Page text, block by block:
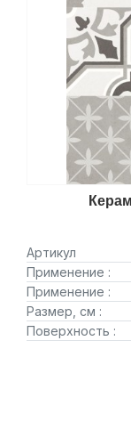
Артикул
Применение :
Применение :
Размер, см :
Поверхность :